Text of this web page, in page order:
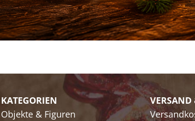
KATEGORIEN
Objekte & Figuren